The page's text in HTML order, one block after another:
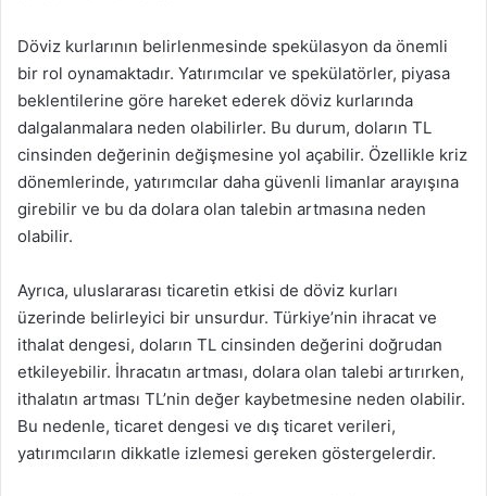
Döviz kurlarının belirlenmesinde spekülasyon da önemli
bir rol oynamaktadır. Yatırımcılar ve spekülatörler, piyasa
beklentilerine göre hareket ederek döviz kurlarında
dalgalanmalara neden olabilirler. Bu durum, doların TL
cinsinden değerinin değişmesine yol açabilir. Özellikle kriz
dönemlerinde, yatırımcılar daha güvenli limanlar arayışına
girebilir ve bu da dolara olan talebin artmasına neden
olabilir.
Ayrıca, uluslararası ticaretin etkisi de döviz kurları
üzerinde belirleyici bir unsurdur. Türkiye’nin ihracat ve
ithalat dengesi, doların TL cinsinden değerini doğrudan
etkileyebilir. İhracatın artması, dolara olan talebi artırırken,
ithalatın artması TL’nin değer kaybetmesine neden olabilir.
Bu nedenle, ticaret dengesi ve dış ticaret verileri,
yatırımcıların dikkatle izlemesi gereken göstergelerdir.